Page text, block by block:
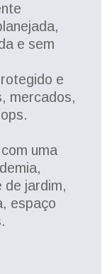
e sem
e
mercados,
uma
de jardim,
espaço